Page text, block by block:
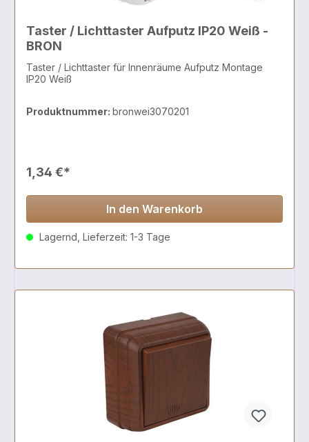
Taster / Lichttaster Aufputz IP20 Weiß -
BRON
Taster / Lichttaster für Innenräume Aufputz Montage
IP20 Weiß
Produktnummer: bronwei3070201
1,34 €*
In den Warenkorb
Lagernd, Lieferzeit: 1-3 Tage